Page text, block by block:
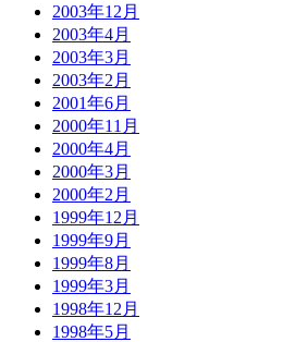
2003年12月
2003年4月
2003年3月
2003年2月
2001年6月
2000年11月
2000年4月
2000年3月
2000年2月
1999年12月
1999年9月
1999年8月
1999年3月
1998年12月
1998年5月